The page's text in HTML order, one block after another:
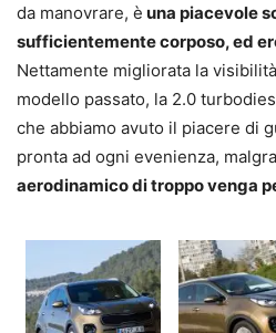
da manovrare, è una piacevole
sufficientemente corposo, ed
Nettamente migliorata la
modello passato, la 2.0
che abbiamo avuto il piacere di
pronta ad ogni evenienza,
aerodinamico di troppo venga